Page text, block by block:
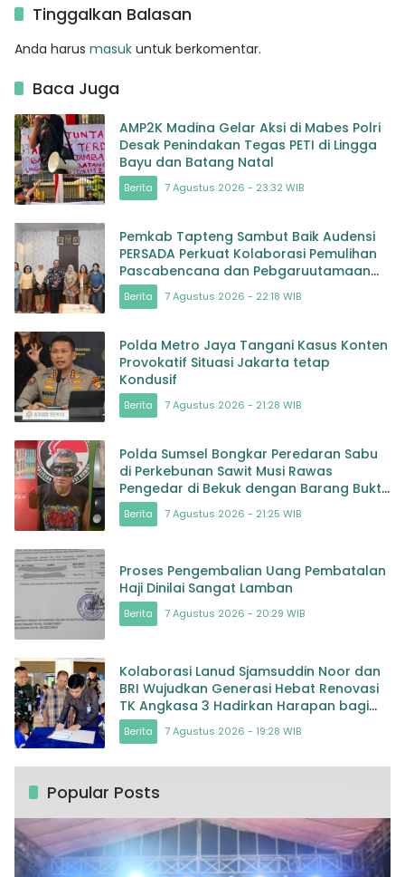
Tinggalkan Balasan
Anda harus masuk untuk berkomentar.
Baca Juga
AMP2K Madina Gelar Aksi di Mabes Polri
Desak Penindakan Tegas PETI di Lingga
Bayu dan Batang Natal
Berita 7 Agustus 2026 - 23:32 WIB
Pemkab Tapteng Sambut Baik Audensi
PERSADA Perkuat Kolaborasi Pemulihan
Pascabencana dan Pebgaruutamaan
Inklusi
Berita 7 Agustus 2026 - 22:18 WIB
Polda Metro Jaya Tangani Kasus Konten
Provokatif Situasi Jakarta tetap
Kondusif
Berita 7 Agustus 2026 - 21:28 WIB
Polda Sumsel Bongkar Peredaran Sabu
di Perkebunan Sawit Musi Rawas
Pengedar di Bekuk dengan Barang Bukti
Sabu dan Timbangan
Berita 7 Agustus 2026 - 21:25 WIB
Proses Pengembalian Uang Pembatalan
Haji Dinilai Sangat Lamban
Berita 7 Agustus 2026 - 20:29 WIB
Kolaborasi Lanud Sjamsuddin Noor dan
BRI Wujudkan Generasi Hebat Renovasi
TK Angkasa 3 Hadirkan Harapan bagi
masa depan Bangsa
Berita 7 Agustus 2026 - 19:28 WIB
Popular Posts